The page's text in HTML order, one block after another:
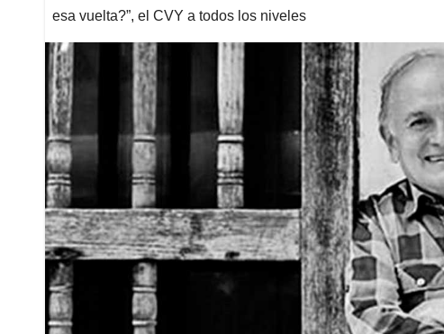
esa vuelta?”, el CVY a todos los niveles